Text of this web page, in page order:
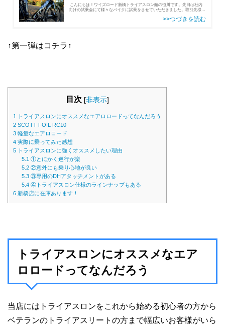
こんにちは！ワイズロード新橋トライアスロン館の恒川です。先日は社内
向けの試乗会にて様々なバイクに試乗をさせていただきました。取引先様方
↑第一弾はコチラ↑
目次 [非表示]
1
トライアスロンにオススメなエアロロードってなんだろう
2 SCOTT FOIL RC10
3 軽量なエアロロード
4 実際に乗ってみた感想
5 トライアスロンに強くオススメしたい理由
5.1 ①とにかく巡行が楽
5.2 ②意外にも乗り心地が良い
5.3 ③専用のDHアタッチメントがある
5.4 ④トライアスロン仕様のラインナップもある
6 新橋店に在庫あります！
トライアスロンにオススメなエア
ロロードってなんだろう
当店にはトライアスロンをこれから始める初心者の方から
ベテランのトライアスリートの方まで幅広いお客様がいら